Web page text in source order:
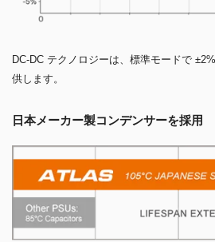
DC-DC テクノロジーは、標準モードで
供します。
日本メーカー製コンデンサーを採用